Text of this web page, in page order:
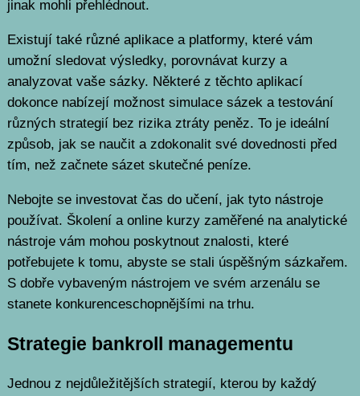
jinak mohli přehlédnout.
Existují také různé aplikace a platformy, které vám
umožní sledovat výsledky, porovnávat kurzy a
analyzovat vaše sázky. Některé z těchto aplikací
dokonce nabízejí možnost simulace sázek a testování
různých strategií bez rizika ztráty peněz. To je ideální
způsob, jak se naučit a zdokonalit své dovednosti před
tím, než začnete sázet skutečné peníze.
Nebojte se investovat čas do učení, jak tyto nástroje
používat. Školení a online kurzy zaměřené na analytické
nástroje vám mohou poskytnout znalosti, které
potřebujete k tomu, abyste se stali úspěšným sázkařem.
S dobře vybaveným nástrojem ve svém arzenálu se
stanete konkurenceschopnějšími na trhu.
Strategie bankroll managementu
Jednou z nejdůležitějších strategií, kterou by každý